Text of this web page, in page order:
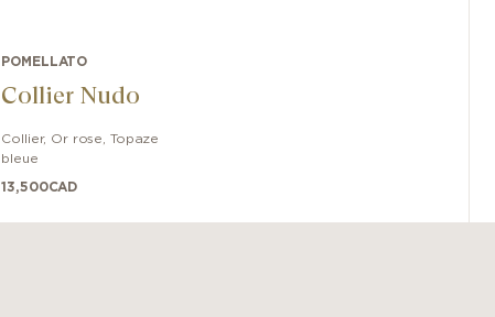
POMELLATO
Collier Nudo
Collier, Or rose
Topaze
bleue
13,500CAD